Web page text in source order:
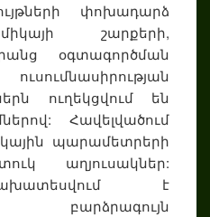
փոխադարձ
շարքերի,
օգտագործման
ուղեկցվում են
Հավելվածում
պարամետրերի
աղյուսակներ:
է
բարձրագույն